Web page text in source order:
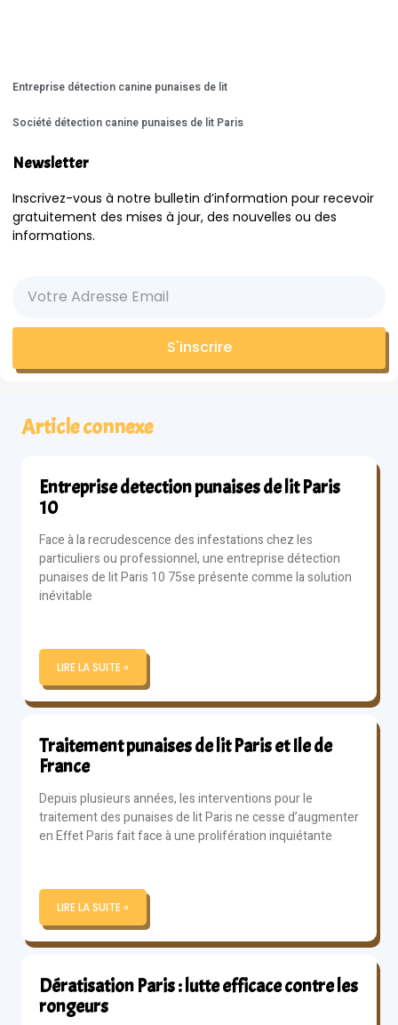
Entreprise détection canine punaises de lit
Société détection canine punaises de lit Paris
Newsletter
Inscrivez-vous à notre bulletin d’information pour recevoir
gratuitement des mises à jour, des nouvelles ou des
informations.
S'inscrire
Article connexe
Entreprise detection punaises de lit Paris
10
Face à la recrudescence des infestations chez les
particuliers ou professionnel, une entreprise détection
punaises de lit Paris 10 75se présente comme la solution
inévitable
LIRE LA SUITE »
Traitement punaises de lit Paris et Ile de
France
Depuis plusieurs années, les interventions pour le
traitement des punaises de lit Paris ne cesse d’augmenter
en Effet Paris fait face à une prolifération inquiétante
LIRE LA SUITE »
Dératisation Paris : lutte efficace contre les
rongeurs